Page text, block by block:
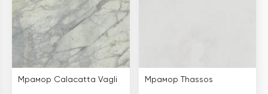
Мрамор Calacatta Vagli Мрамор Thassos